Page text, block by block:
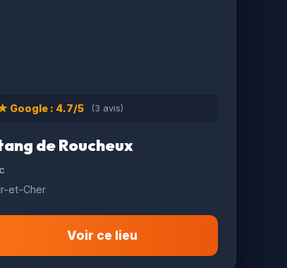
Google : 4.7/5 (3 avis)
de Roucheux
et-Cher
Voir ce lieu